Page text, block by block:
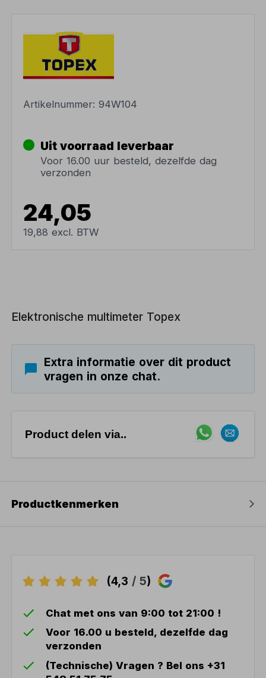
Artikelnummer:94W104
Uit voorraad leverbaar
Voor 16.00 uur besteld, dezelfde dag
verzonden
24,05
19,88 excl. BTW
Elektronische multimeter Topex
Extra informatie over dit product
vragen in onze chat.
Product delen via..
Productkenmerken
(4,3 / 5)
Chat met ons van 9:00 tot 21:00 !
Voor 16.00 u besteld, dezelfde dag
verzonden
(Technische) Vragen ? Bel ons +31